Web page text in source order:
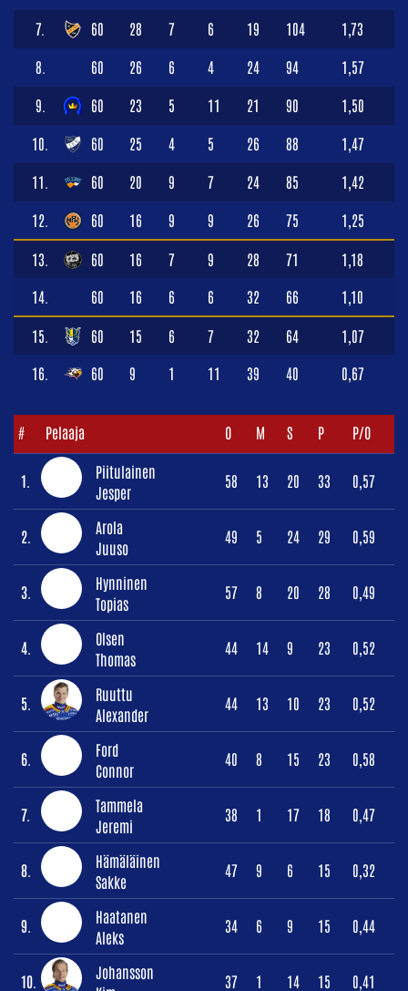
7. 60 28 7 6 19 104 1,73
8. 60 26 6 4 24 94 1,57
9. 60 23 5 11 21 90 1,50
10. 60 25 4 5 26 88 1,47
11. 60 20 9 7 24 85 1,42
12. 60 16 9 9 26 75 1,25
13. 60 16 7 9 28 71 1,18
14. 60 16 6 6 32 66 1,10
15. 60 15 6 7 32 64 1,07
16. 60 9 1 11 39 40 0,67
# Pelaaja O M S P P/O
1.
Piitulainen
Jesper
58 13 20 33 0,57
2.
Arola
Juuso
49 5 24 29 0,59
3.
Hynninen
Topias
57 8 20 28 0,49
4.
Olsen
Thomas
44 14 9 23 0,52
5.
Ruuttu
Alexander
44 13 10 23 0,52
6.
Ford
Connor
40 8 15 23 0,58
7.
Tammela
Jeremi
38 1 17 18 0,47
8.
Hämäläinen
Sakke
47 9 6 15 0,32
9.
Haatanen
Aleks
34 6 9 15 0,44
10.
Johansson
37 1 14 15 0,41